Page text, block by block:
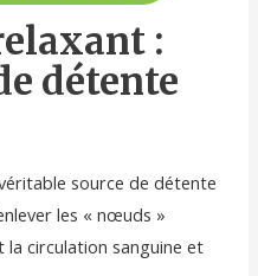
:
détente
source de détente
les « nœuds »
circulation sanguine et